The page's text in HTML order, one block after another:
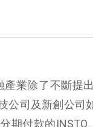
產業除了不斷提
公司及新創公司
期付款的INSTO